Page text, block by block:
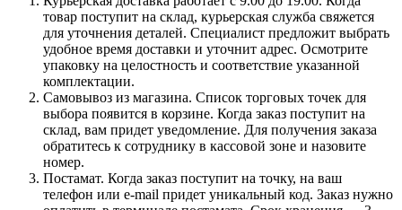
товар поступит на склад, курьерская служба свяжется
для уточнения деталей. Специалист предложит выбрать
удобное время доставки и уточнит адрес. Осмотрите
упаковку на целостность и соответствие указанной
комплектации.
Самовывоз из магазина. Список торговых точек для
выбора появится в корзине. Когда заказ поступит на
склад, вам придет уведомление. Для получения заказа
обратитесь к сотруднику в кассовой зоне и назовите
номер.
Постамат. Когда заказ поступит на точку, на ваш
телефон или e-mail придет уникальный код. Заказ нужно